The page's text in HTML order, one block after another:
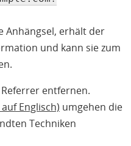
Anhängsel, erhält der
und kann sie zum
entfernen.
Englisch) umgehen die
Techniken